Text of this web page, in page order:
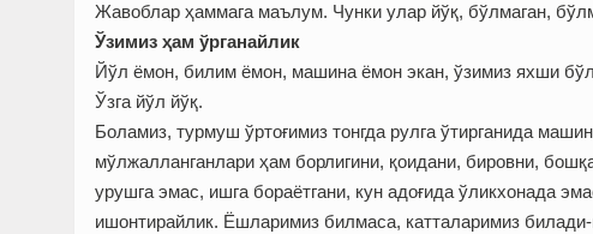
Жавоблар ҳаммага маълум. Чунки улар йўқ, бўлмаган,
Ўзимиз ҳам ўрганайлик
Йўл ёмон, билим ёмон, машина ёмон экан, ўзимиз яхши
Ўзга йўл йўқ.
Боламиз, турмуш ўртоғимиз тонгда рулга ўтирганида
мўлжалланганлари ҳам борлигини, қоидани, бировни,
урушга эмас, ишга бораётгани, кун адоғида ўликхонада
ишонтирайлик. Ёшларимиз билмаса, катталаримиз